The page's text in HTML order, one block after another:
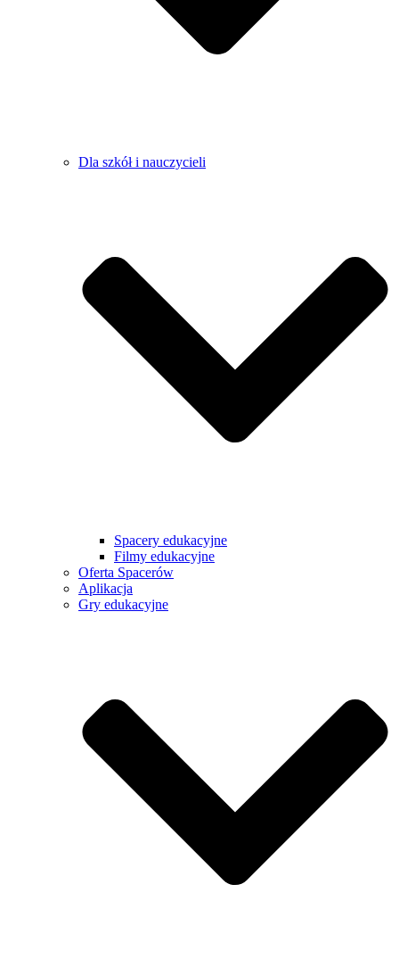
Dla szkół i nauczycieli
Spacery edukacyjne
Filmy edukacyjne
Oferta Spacerów
Aplikacja
Gry edukacyjne